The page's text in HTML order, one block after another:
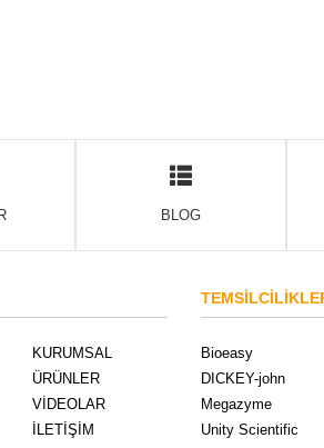
BLOG
KURUMSAL
ÜRÜNLER
VİDEOLAR
İLETİŞİM
Bioeasy
DICKEY-john
Megazyme
Unity Scientific